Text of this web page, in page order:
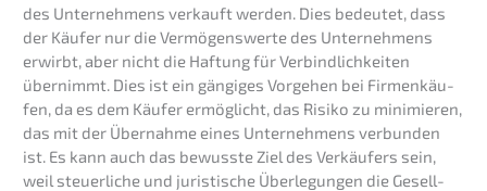
des Unter­neh­mens verkauft werden. Dies bedeu­tet, dass
der Käufer nur die Vermö­gens­wer­te des Unter­neh­mens
erwirbt, aber nicht die Haftung für Verbind­lich­kei­ten
übernimmt. Dies ist ein gängi­ges Vorge­hen bei Firmen­käu­
fen, da es dem Käufer ermög­licht, das Risiko zu minimie­ren,
das mit der Übernah­me eines Unter­neh­mens verbun­den
ist. Es kann auch das bewuss­te Ziel des Verkäu­fers sein,
weil steuer­li­che und juris­ti­sche Überle­gun­gen die Gesell­